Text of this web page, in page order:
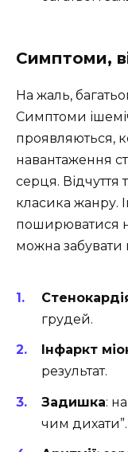
Симптоми,
На жаль,
Симптоми
проявляються,
навантаження
серця. Відчуття
класика жанру.
поширюватися
можна
грудей.
Інфаркт
результат.
Задишка:
чим дихати”.